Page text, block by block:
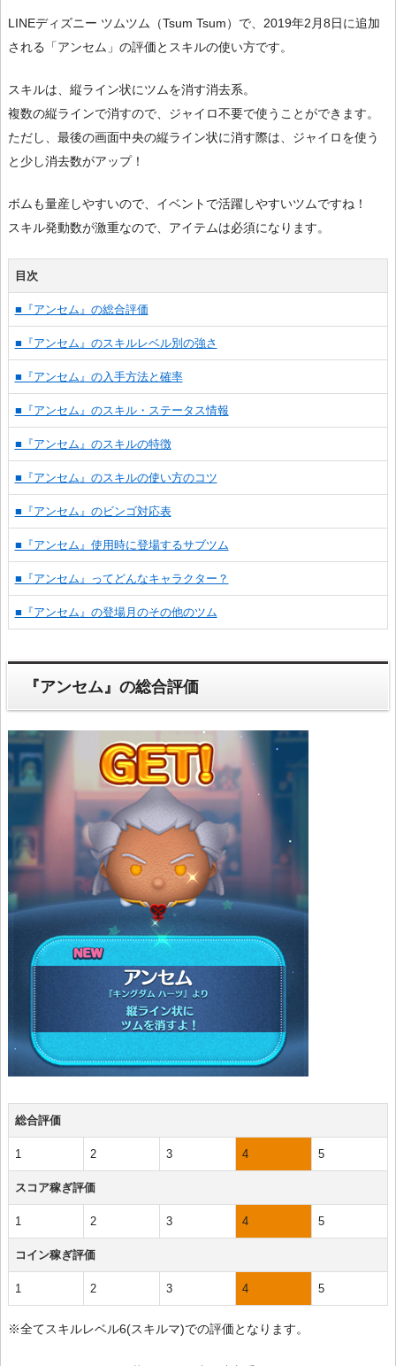
LINEディズニー ツムツム（Tsum Tsum）で、2019年2月8日に追加
される「アンセム」の評価とスキルの使い方です。
スキルは、縦ライン状にツムを消す消去系。
複数の縦ラインで消すので、ジャイロ不要で使うことができます。
ただし、最後の画面中央の縦ライン状に消す際は、ジャイロを使う
と少し消去数がアップ！
ボムも量産しやすいので、イベントで活躍しやすいツムですね！
スキル発動数が激重なので、アイテムは必須になります。
目次
■『アンセム』の総合評価
■『アンセム』のスキルレベル別の強さ
■『アンセム』の入手方法と確率
■『アンセム』のスキル・ステータス情報
■『アンセム』のスキルの特徴
■『アンセム』のスキルの使い方のコツ
■『アンセム』のビンゴ対応表
■『アンセム』使用時に登場するサブツム
■『アンセム』ってどんなキャラクター？
■『アンセム』の登場月のその他のツム
『アンセム』の総合評価
総合評価
1 2 3 4 5
スコア稼ぎ評価
1 2 3 4 5
コイン稼ぎ評価
1 2 3 4 5
※全てスキルレベル6(スキルマ)での評価となります。